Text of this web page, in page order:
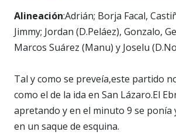
Alineación:Adrián; Borja Facal,
Jimmy; Jordan (D.Peláez), Gonzalo,
Marcos Suárez (Manu) y Joselu
Tal y como se preveía,este partido
como el de la ida en San Lázaro.El
apretando y en el minuto 9 se ponía
en un saque de esquina.